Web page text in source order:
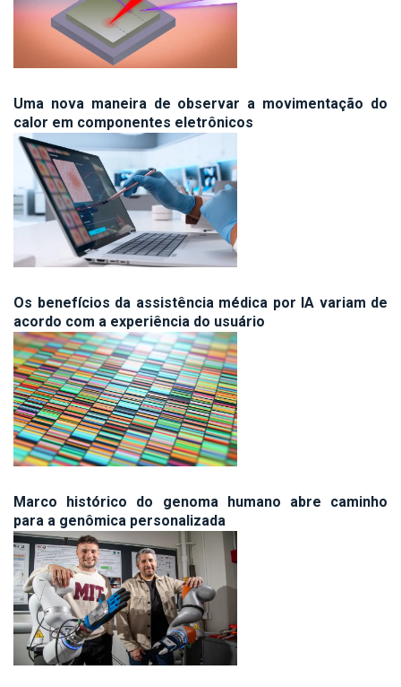
Uma nova maneira de observar a movimentação do
calor em componentes eletrônicos
Os benefícios da assistência médica por IA variam de
acordo com a experiência do usuário
Marco histórico do genoma humano abre caminho
para a genômica personalizada